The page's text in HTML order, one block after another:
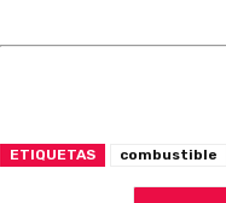
ETIQUETAS combustible